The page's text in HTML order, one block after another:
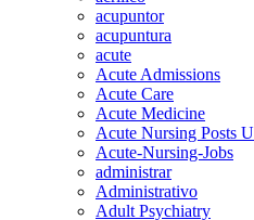
acupuntor
acupuntura
acute
Acute Admissions
Acute Care
Acute Medicine
Acute Nursing Posts
Acute-Nursing-Jobs
administrar
Administrativo
Adult Psychiatry